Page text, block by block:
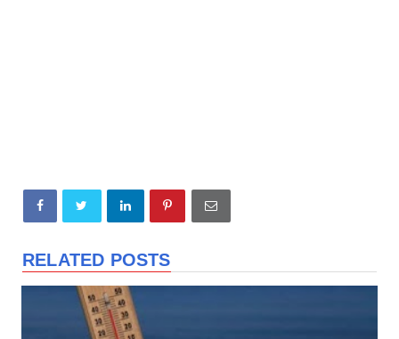
RELATED POSTS